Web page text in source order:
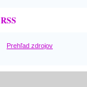
RSS
Prehľad zdrojov